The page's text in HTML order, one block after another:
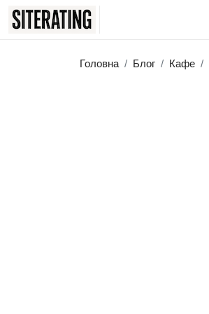
Головна Блог Кафе